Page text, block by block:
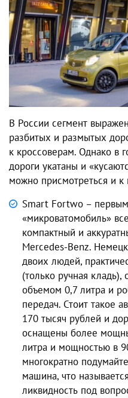
В России сегмент
разбитых и размытых
к кроссоверам. Однако в
дороги укатаны и
можно присмотреться и
Smart Fortwo –
«микроватомобиль»
компактный и
Mercedes-Benz.
двоих людей,
(только ручная кладь),
объемом 0,7 литра и
передач. Стоит такое
170 тысяч рублей и
оснащены более
литра и мощностью в
многократно
машина, что
ликвидность под